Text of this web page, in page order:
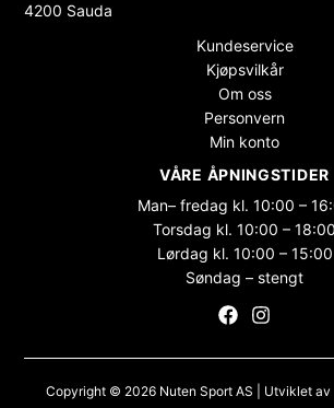
4200 Sauda
Kundeservice
Kjøpsvilkår
Om oss
Personvern
Min konto
VÅRE ÅPNINGSTIDER
Man– fredag kl. 10:00 –
Torsdag kl. 10:00 – 18:00
Lørdag kl. 10:00 – 15:00
Søndag – stengt
Copyright © 2026 Nuten Sport AS | Utviklet av